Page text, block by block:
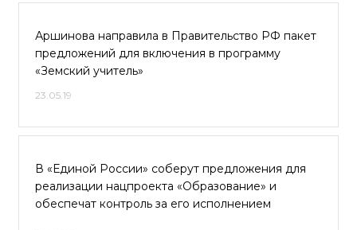
Аршинова направила в Правительство РФ пакет
предложений для включения в программу
«Земский учитель»
23.05.19
В «Единой России» соберут предложения для
реализации нацпроекта «Образование» и
обеспечат контроль за его исполнением